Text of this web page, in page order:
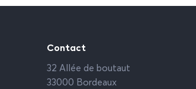
Contact
32 Allée de boutaut
33000 Bordeaux